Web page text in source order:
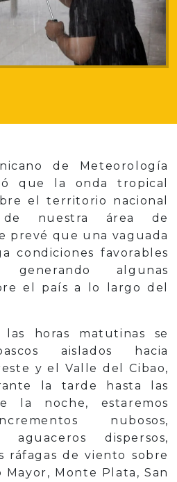
de Meteorología
que la onda tropical
el territorio nacional
nuestra área de
prevé que una vaguada
condiciones favorables
algunas
el país a lo largo del
horas matutinas se
aislados hacia
y el Valle del Cibao,
la tarde hasta las
la noche, estaremos
nubosos,
aguaceros dispersos,
ráfagas de viento sobre
Mayor, Monte Plata, San